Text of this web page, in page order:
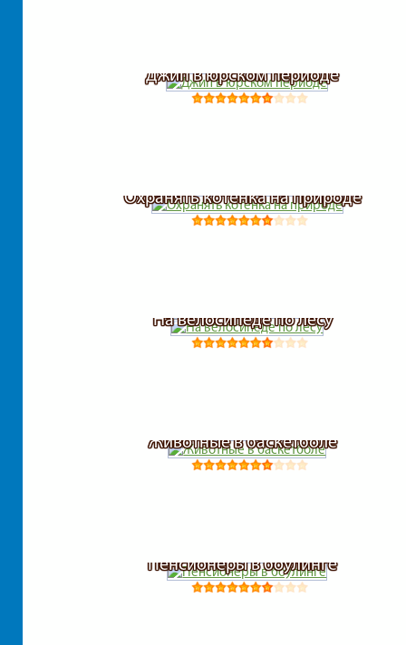
Джип в юрском периоде
Охранять котенка на природе
На велосипеде по лесу
Животные в баскетболе
Пенсионеры в боулинге